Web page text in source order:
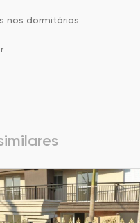
nos dormitórios